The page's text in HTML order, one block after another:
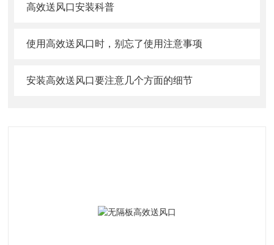
高效送风口安装科普
使用高效送风口时，别忘了使用注意事项
安装高效送风口要注意几个方面的细节